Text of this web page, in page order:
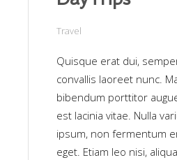
Travel
Quisque erat dui,
convallis laoreet nunc.
bibendum porttitor
est lacinia vitae. Nulla
ipsum, non fermentum
eget. Etiam leo nisi,